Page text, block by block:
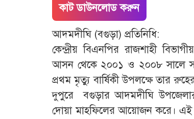
কাট ডাউনলোড করুন
আদমদীঘি (বগুড়া) প্রতিনিধি:
কেন্দ্রীয় বিএনপির রাজশাহী
আসন থেকে ২০০১ ও ২০০৮ সালে
প্রথম মৃত্যু বার্ষিকী উপলক্ষে তার
দুপুরে বগুড়ার আদমদীঘি উপজেলার
দোয়া মাহফিলের আয়োজন করে। এই